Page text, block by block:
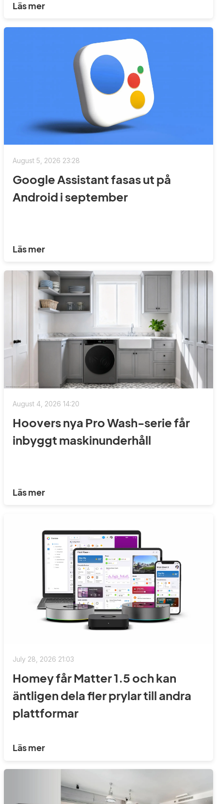
Läs mer
August 5, 2026 23:28
Google Assistant fasas ut på
Android i september
Läs mer
August 4, 2026 14:20
Hoovers nya Pro Wash-serie får
inbyggt maskinunderhåll
Läs mer
July 28, 2026 21:03
Homey får Matter 1.5 och kan
äntligen dela fler prylar till andra
plattformar
Läs mer